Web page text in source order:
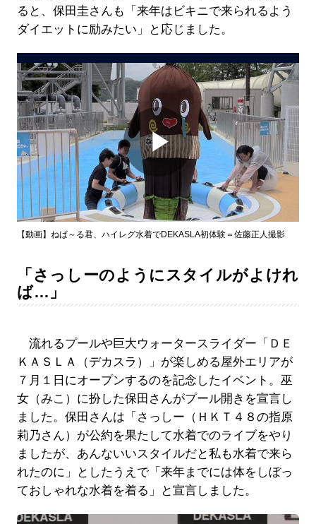
ると、保田圭さんも「来年はビキニで来られるよう
ダイエットに励みたい」と応じました。
Play
Video
【動画】ねば～る君、ハイレグ水着でDEKASLA初体験＝佐藤正人撮影
「さっしーのようにスタイルがよけれ
ば…」
流れるプールや巨大ウォータースライダー「ＤＥ
ＫＡＳＬＡ（デカスラ）」が楽しめる屋外エリアが
７月１日にオープンするのを記念したイベント。巫
女（みこ）に扮した保田さんがプール開きを宣言し
ました。保田さんは「さっしー（ＨＫＴ４８の指原
莉乃さん）が公約を果たして水着でのライブをやり
ましたが、あんないいスタイルだと私も水着で来ら
れたのに」としたうえで「来年までには体をしぼっ
ておしゃれな水着を着る」と宣言しました。